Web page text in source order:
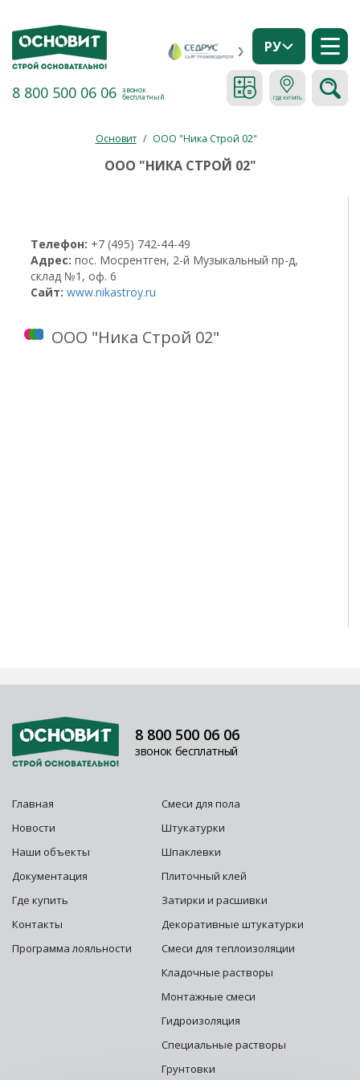
8 800 500 06 06 звонок
бесплатный
РУ
Основит / ООО "Ника Строй 02"
ООО "НИКА СТРОЙ 02"
Телефон: +7 (495) 742-44-49
Адрес: пос. Мосрентген, 2-й Музыкальный пр-д,
склад №1, оф. 6
Сайт: www.nikastroy.ru
ООО "Ника Строй 02"
Главная
Новости
Наши объекты
Документация
Где купить
Контакты
Программа лояльности
Смеси для пола
Штукатурки
Шпаклевки
Плиточный клей
Затирки и расшивки
Декоративные штукатурки
Смеси для теплоизоляции
Кладочные растворы
Монтажные смеси
Гидроизоляция
Специальные растворы
Грунтовки
8 800 500 06 06
звонок бесплатный